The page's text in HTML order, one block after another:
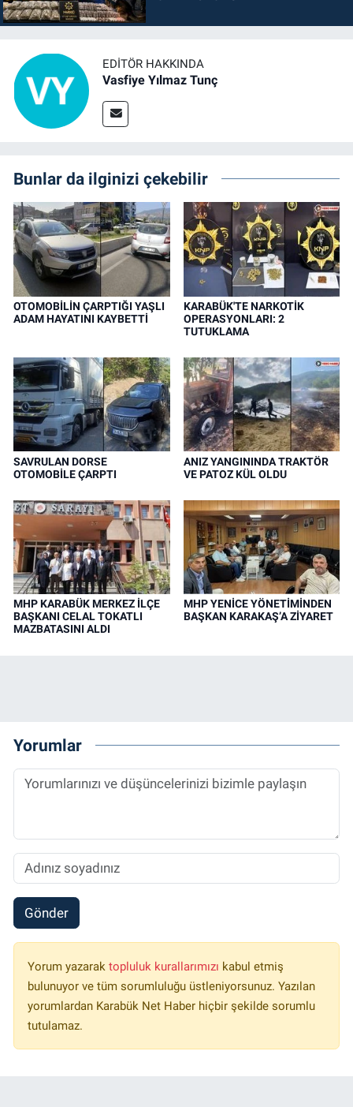
EDITÖR HAKKINDA
Vasfiye Yılmaz Tunç
Bunlar da ilginizi çekebilir
OTOMOBİLİN ÇARPTIĞI YAŞLI
ADAM HAYATINI KAYBETTİ
KARABÜK'TE NARKOTİK
OPERASYONLARI: 2
TUTUKLAMA
SAVRULAN DORSE
OTOMOBİLE ÇARPTI
ANIZ YANGININDA TRAKTÖR
VE PATOZ KÜL OLDU
MHP KARABÜK MERKEZ İLÇE
BAŞKANI CELAL TOKATLI
MAZBATASINI ALDI
MHP YENİCE YÖNETİMİNDEN
BAŞKAN KARAKAŞ’A ZİYARET
Yorumlar
Gönder
Yorum yazarak topluluk kurallarımızı kabul etmiş
bulunuyor ve tüm sorumluluğu üstleniyorsunuz. Yazılan
yorumlardan Karabük Net Haber hiçbir şekilde sorumlu
tutulamaz.